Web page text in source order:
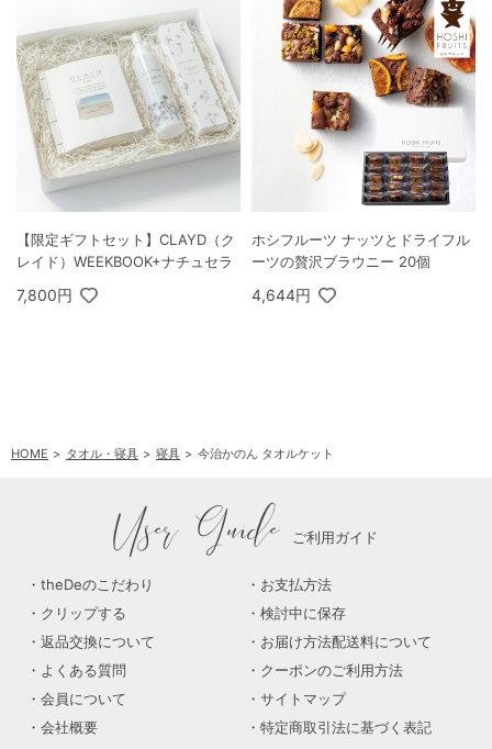
【限定ギフトセット】CLAYD（ク
レイド）WEEKBOOK+ナチュセラ
7,800円
ホシフルーツ ナッツとドライフル
ーツの贅沢ブラウニー 20個
4,644円
HOME タオル・寝具 寝具 今治かのん タオルケット
User Guide ご利用ガイド
theDeのこだわり
お支払方法
クリップする
検討中に保存
返品交換について
お届け方法配送料について
よくある質問
クーポンのご利用方法
会員について
サイトマップ
会社概要
特定商取引法に基づく表記